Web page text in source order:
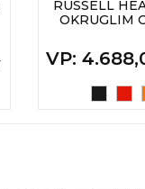
RUSSELL
OKRUGLIM
VP: